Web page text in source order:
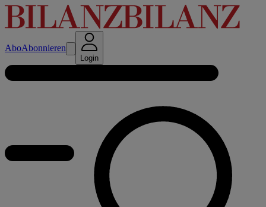
AboAbonnieren
Login